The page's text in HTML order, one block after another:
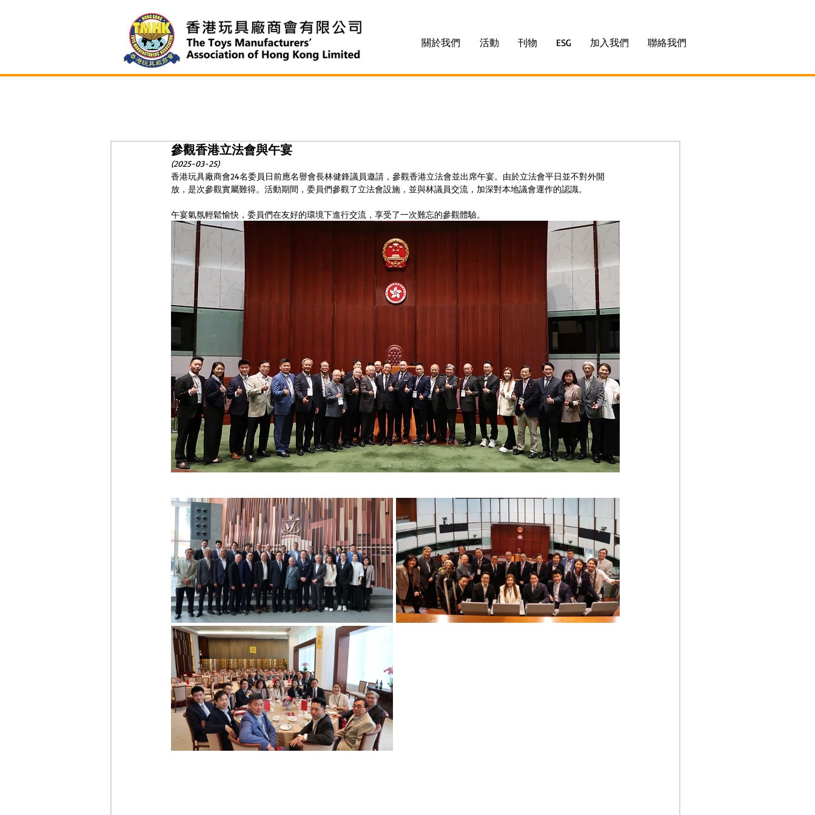
關於我們 活動 刊物 ESG 加入我們 聯絡我們
參觀香港立法會與午宴
(2025-03-25)
香港玩具廠商會24名委員日前應名譽會長林健鋒議員邀請，參觀香港立法會並出席午宴。由於立法會平日並不對外開
放，是次參觀實屬難得。活動期間，委員們參觀了立法會設施，並與林議員交流，加深對本地議會運作的認識。
午宴氣氛輕鬆愉快，委員們在友好的環境下進行交流，享受了一次難忘的參觀體驗。